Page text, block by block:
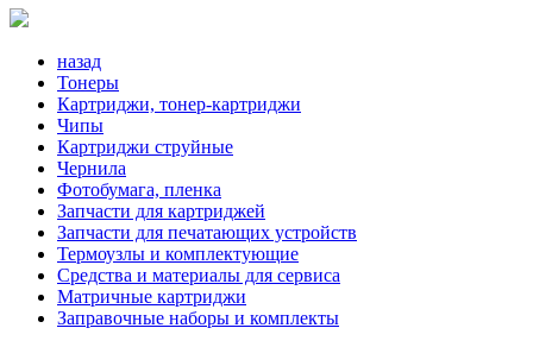
назад
Тонеры
Картриджи, тонер-картриджи
Чипы
Картриджи струйные
Чернила
Фотобумага, пленка
Запчасти для картриджей
Запчасти для печатающих устройств
Термоузлы и комплектующие
Средства и материалы для сервиса
Матричные картриджи
Заправочные наборы и комплекты